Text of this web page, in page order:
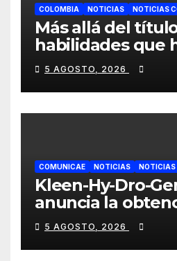
COLOMBIA NOTICIAS NOTICIAS
Más allá del
habilidades que
el éxito
Colombia
5 AGOSTO, 2026
COMUNICAE NOTICIAS NOTICIAS
Kleen-Hy-Dro-
anuncia la
certificaciones
y TSSA
5 AGOSTO, 2026